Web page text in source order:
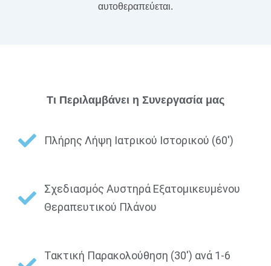
αυτοθεραπεύεται.
Τι Περιλαμβάνει η Συνεργασία μας
Πλήρης Λήψη Ιατρικού Ιστορικού (60')
Σχεδιασμός Αυστηρά Εξατομικευμένου
Θεραπευτικού Πλάνου
Τακτική Παρακολούθηση (30') ανά 1-6